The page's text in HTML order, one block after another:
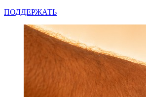
ПОДДЕРЖАТЬ